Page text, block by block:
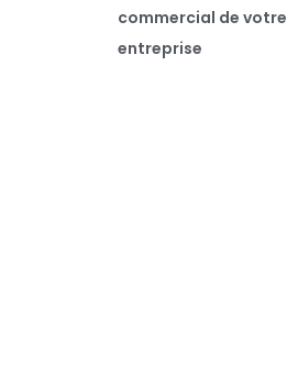
commercial de votre
entreprise